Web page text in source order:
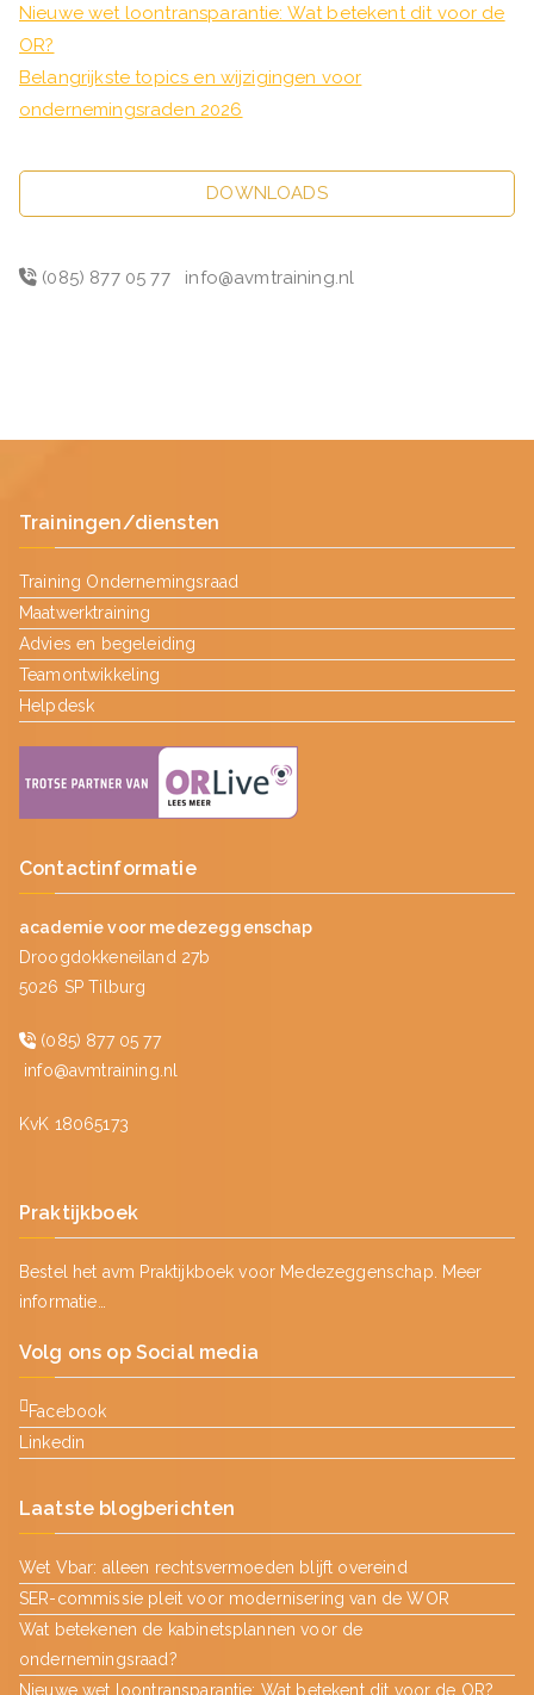
Nieuwe wet loontransparantie: Wat betekent dit voor de
OR?
Belangrijkste topics en wijzigingen voor
ondernemingsraden 2026
DOWNLOADS
(085) 877 05 77 info@avmtraining.nl
Trainingen/diensten
Training Ondernemingsraad
Maatwerktraining
Advies en begeleiding
Teamontwikkeling
Helpdesk
Contactinformatie
academie voor medezeggenschap
Droogdokkeneiland 27b
5026 SP Tilburg
(085) 877 05 77
info@avmtraining.nl
KvK 18065173
Praktijkboek
Bestel het avm Praktijkboek voor Medezeggenschap.
Meer
informatie…
Volg ons op Social media
Facebook
Linkedin
Laatste blogberichten
Wet Vbar: alleen rechtsvermoeden blijft overeind
SER-commissie pleit voor modernisering van de WOR
Wat betekenen de kabinetsplannen voor de
ondernemingsraad?
Nieuwe wet loontransparantie: Wat betekent dit voor de OR?